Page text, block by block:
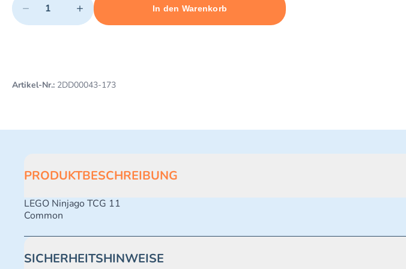
− +
Minimum quantity: 1 Maximum quantity: 498
In den Warenkorb
Add 1 item to cart
Artikel-Nr.: 2DD00043-173
PRODUKTBESCHREIBUNG
LEGO Ninjago TCG 11
Common
SICHERHEITSHINWEISE